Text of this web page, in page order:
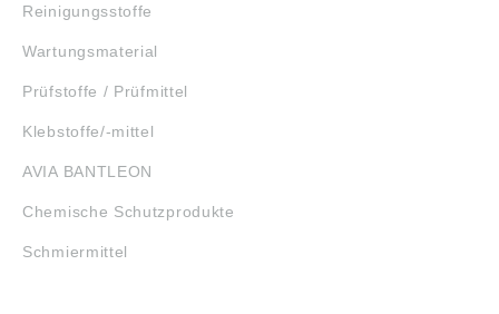
Reinigungsstoffe
Wartungsmaterial
Prüfstoffe / Prüfmittel
Klebstoffe/-mittel
AVIA BANTLEON
Chemische Schutzprodukte
Schmiermittel